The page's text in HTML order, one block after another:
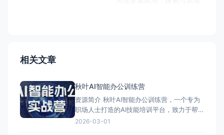
相关文章
秋叶AI智能办公训练营
资源简介 秋叶AI智能办公训练营，一个专为
职场人士打造的AI技能培训平台，致力于帮
助学员掌握前沿的AI技术，从而提升工作效
2026-03-01